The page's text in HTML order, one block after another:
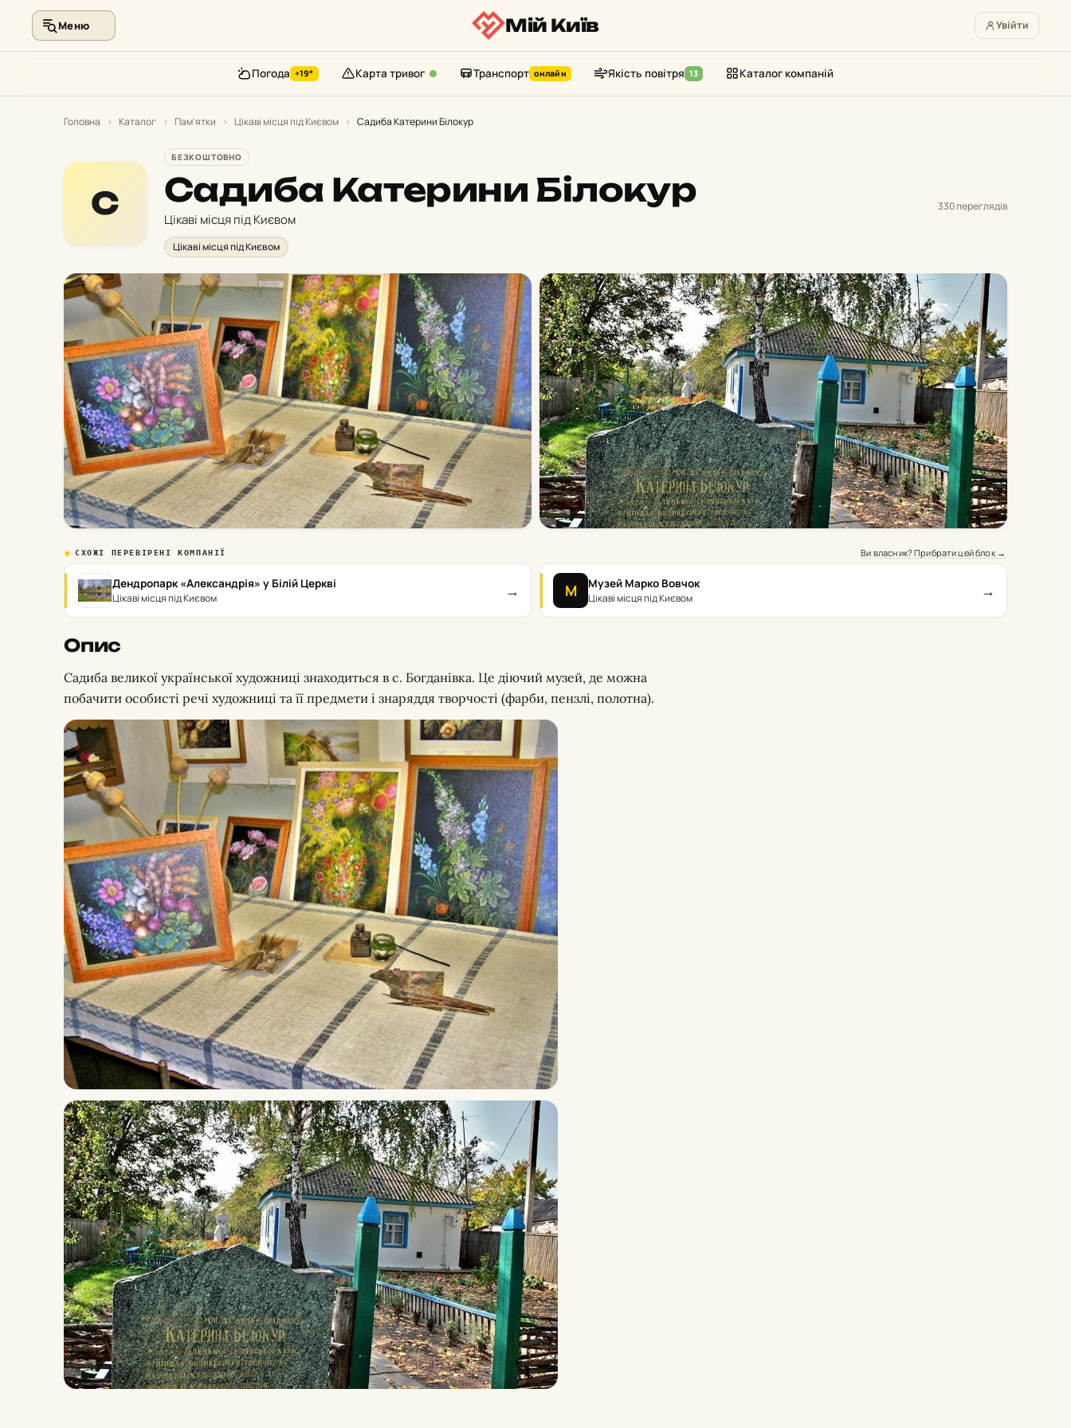
Меню Мій Київ Увійти
Погода +19° Карта тривог Транспорт онлайн Якість повітря 13 Каталог компаній
Головна › Каталог › Пам'ятки › Цікаві місця під Києвом › Садиба Катерини Білокур
С
БЕЗКОШТОВНО
Садиба Катерини Білокур
Цікаві місця під Києвом
Цікаві місця під Києвом
330 переглядів
СХОЖІ ПЕРЕВІРЕНІ КОМПАНІЇ Ви власник? Прибрати цей блок →
Дендропарк «Александрія» у Білій Церкві
Цікаві місця під Києвом → М Музей Марко Вовчок
Цікаві місця під Києвом →
Опис
Садиба великої української художниці знаходиться в с. Богданівка. Це діючий музей, де можна
побачити особисті речі художниці та її предмети і знаряддя творчості (фарби, пензлі, полотна).